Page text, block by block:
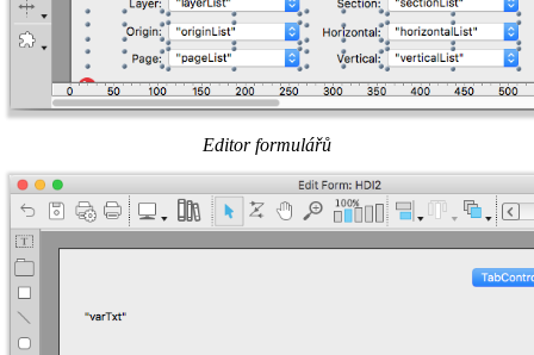
Editor formulářů